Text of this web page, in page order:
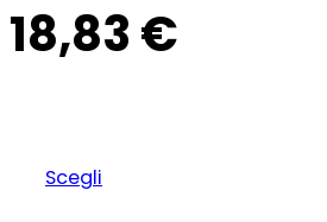
18,83€
Scegli